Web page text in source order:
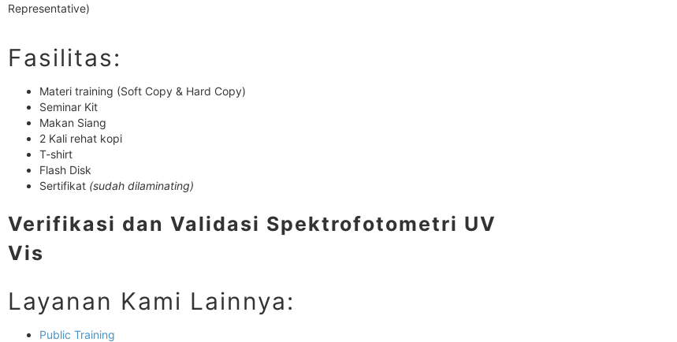
Representative)
Fasilitas:
Materi training (Soft Copy & Hard Copy)
Seminar Kit
Makan Siang
2 Kali rehat kopi
T-shirt
Flash Disk
Sertifikat (sudah dilaminating)
Verifikasi dan Validasi Spektrofotometri UV
Vis
Layanan Kami Lainnya:
Public Training